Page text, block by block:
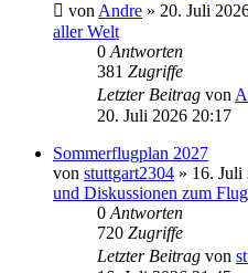
von Andre » 20. Juli
aller Welt
0 Antworten
381 Zugriffe
Letzter Beitrag von
20. Juli 2026 20:17
Sommerflugplan 2027
von stuttgart2304 » 16. Juli
und Diskussionen zum
0 Antworten
720 Zugriffe
Letzter Beitrag von